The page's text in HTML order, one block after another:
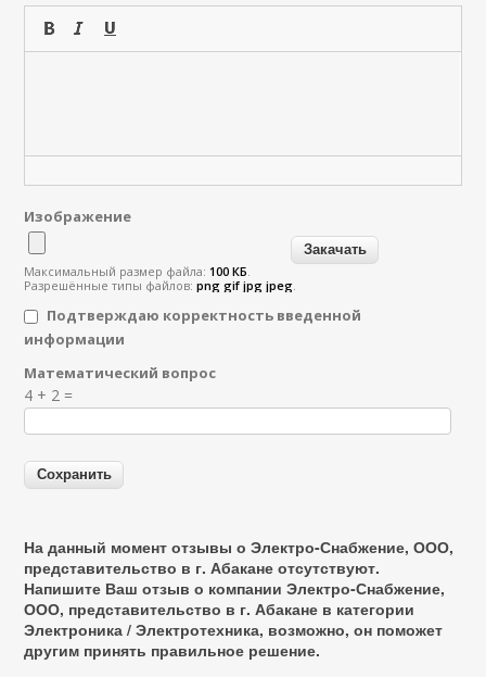
Изображение
Максимальный размер файла:100 КБ.
Разрешённые типы файлов:png gif jpg jpeg.
Подтверждаю корректность введенной
информации
Я спамер
Математический вопрос
4 + 2 =
На данный момент отзывы о Электро-Снабжение, ООО,
представительство в г. Абакане отсутствуют.
Напишите Ваш отзыв о компании Электро-Снабжение,
ООО, представительство в г. Абакане в категории
Электроника / Электротехника, возможно, он поможет
другим принять правильное решение.